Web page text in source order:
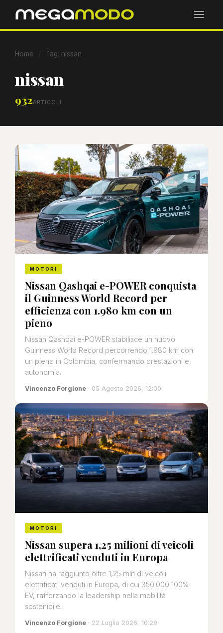
Home Tag: nissan
nissan
932ARTICOLI
MOTORI
Nissan Qashqai e-POWER conquista
il Guinness World Record per
efficienza con 1.980 km con un
pieno
Nissan Qashqai e-POWER stabilisce un nuovo
Guinness World Record percorrendo 1.980 km con
un pieno in Colombia, confermando prestazioni e
autonomia.
Vincenzo Forgione · 05 Agosto 2026, 12:00
MOTORI
Nissan supera 1,25 milioni di veicoli
elettrificati venduti in Europa
Nissan ha raggiunto oltre 1,25 mln di veicoli
elettrificati venduti in Europa, di cui 350.000 100%
EV, rafforzando la leadership nella mobilità
sostenibile.
Vincenzo Forgione · 22 Luglio 2026, 10:29